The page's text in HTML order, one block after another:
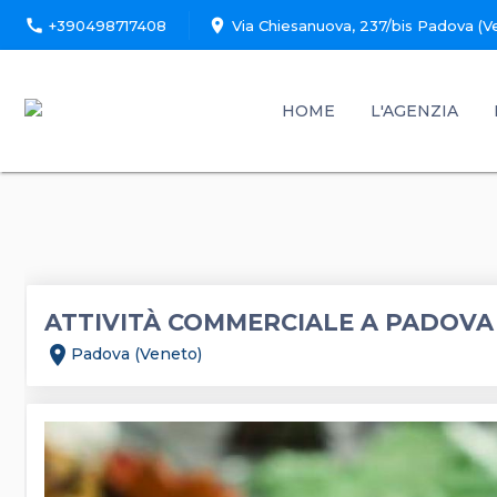
call +390498717408 location_on Via Chiesanuova, 237/bis Padova
HOME L'AGENZIA
ATTIVITÀ COMMERCIALE A PADOVA
location_on Padova (Veneto)